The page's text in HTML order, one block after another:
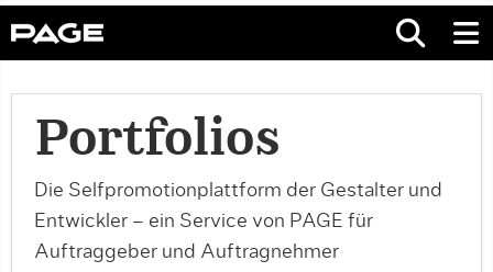
Portfolios
Die Selfpromotionplattform der Gestalter und
Entwickler – ein Service von PAGE für
Auftraggeber und Auftragnehmer